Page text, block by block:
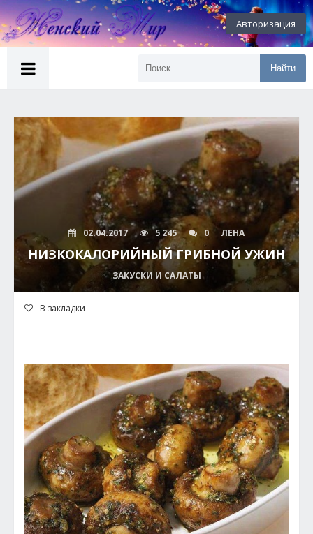
Авторизация
Найти
02.04.2017 5 245 0 ЛЕНА
НИЗКОКАЛОРИЙНЫЙ ГРИБНОЙ УЖИН
ЗАКУСКИ И САЛАТЫ
В закладки